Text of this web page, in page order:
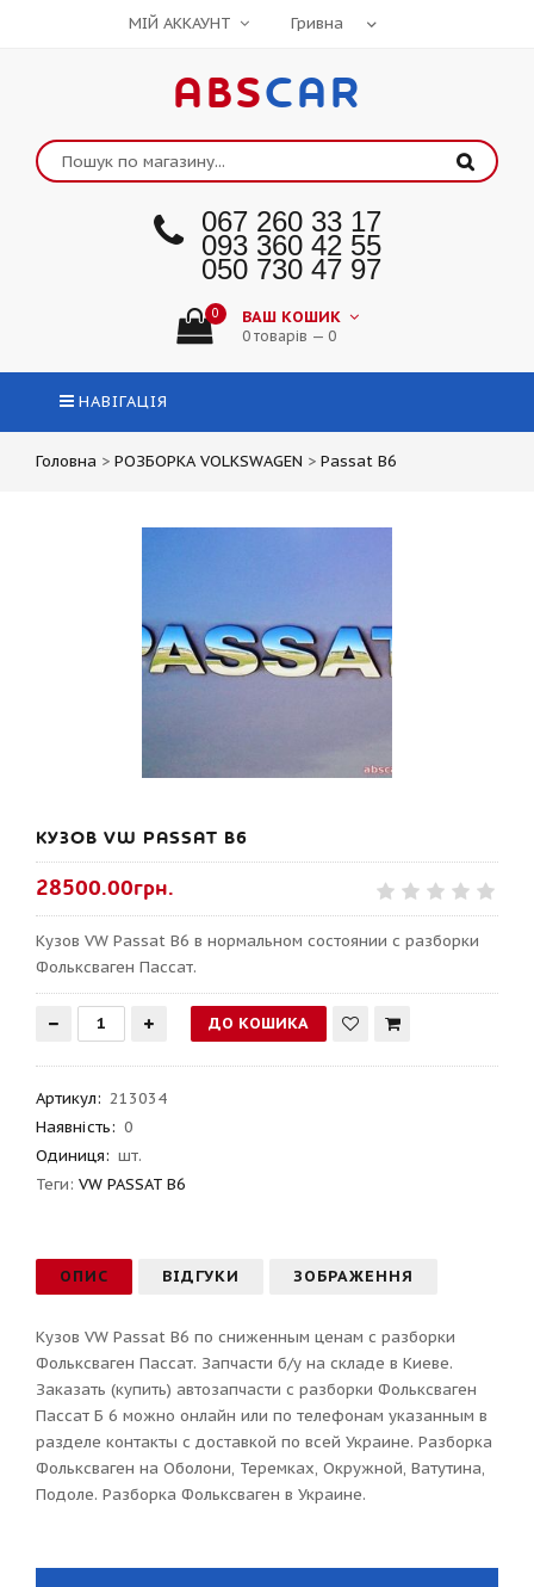
МІЙ АККАУНТ
ABSCAR
067 260 33 17
093 360 42 55
050 730 47 97
0 ВАШ КОШИК
0 товарів — 0
НАВІГАЦІЯ
Головна > РОЗБОРКА VOLKSWAGEN > Passat B6
КУЗОВ VW PASSAT B6
28500.00грн.
Кузов VW Passat B6 в нормальном состоянии с разборки
Фольксваген Пассат.
Артикул: 213034
Наявність: 0
Одиниця: шт.
Теги: VW PASSAT B6
ОПИС ВІДГУКИ ЗОБРАЖЕННЯ
Кузов VW Passat B6 по сниженным ценам с разборки
Фольксваген Пассат. Запчасти б/у на складе в Киеве.
Заказать (купить) автозапчасти с разборки Фольксваген
Пассат Б 6 можно онлайн или по телефонам указанным в
разделе контакты с доставкой по всей Украине. Разборка
Фольксваген на Оболони, Теремках, Окружной, Ватутина,
Подоле. Разборка Фольксваген в Украине.